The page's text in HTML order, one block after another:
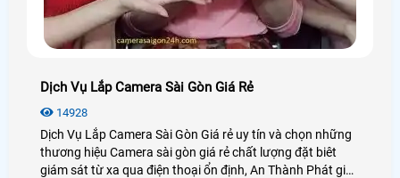
Dịch Vụ Lắp Camera Sài Gòn Giá Rẻ
14928
Dịch Vụ Lắp Camera Sài Gòn Giá rẻ uy tín và chọn những
thương hiệu Camera sài gòn giá rẻ chất lượng đặt biêt
giám sát từ xa qua điện thoại ổn định, An Thành Phát giới